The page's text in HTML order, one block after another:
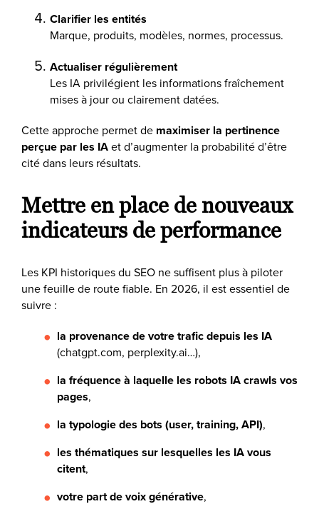
Clarifier les entités
Marque, produits, modèles, normes, processus.
Actualiser régulièrement
Les IA privilégient les informations fraîchement
mises à jour ou clairement datées.
Cette approche permet de maximiser la pertinence
perçue par les IAet d’augmenter la probabilité d’être
cité dans leurs résultats.
Mettre en place de nouveaux
indicateurs de performance
Les KPI historiques du SEO ne suffisent plus à piloter
une feuille de route fiable. En 2026, il est essentiel de
suivre :
la provenance de votre trafic depuis les IA
(chatgpt.com, perplexity.ai…),
la fréquence à laquelle les robots IA crawls vos
pages,
la typologie des bots (user, training, API),
les thématiques sur lesquelles les IA vous
citent,
votre part de voix générative,